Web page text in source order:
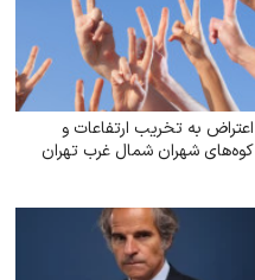
اعتراض به تخریب ارتفاعات و
کوه‌های شهران شمال غرب تهران